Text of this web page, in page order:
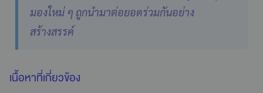
มองใหม่ ๆ ถูกนำมาต่อยอดร่วมกันอย่าง
สร้างสรรค์
เนื้อหาที่เกี่ยวข้อง